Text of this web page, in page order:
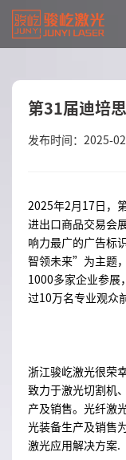
第31届迪培
发布时间：2025-
2025年2月17日，
进出口商品交易会
响力最广的广告标
智领未来”为主题
1000多家企业参展
过10万名专业观众
浙江骏屹激光很荣
致力于激光切割机
产及销售。光纤激
光装备生产及销售
激光应用解决方案.